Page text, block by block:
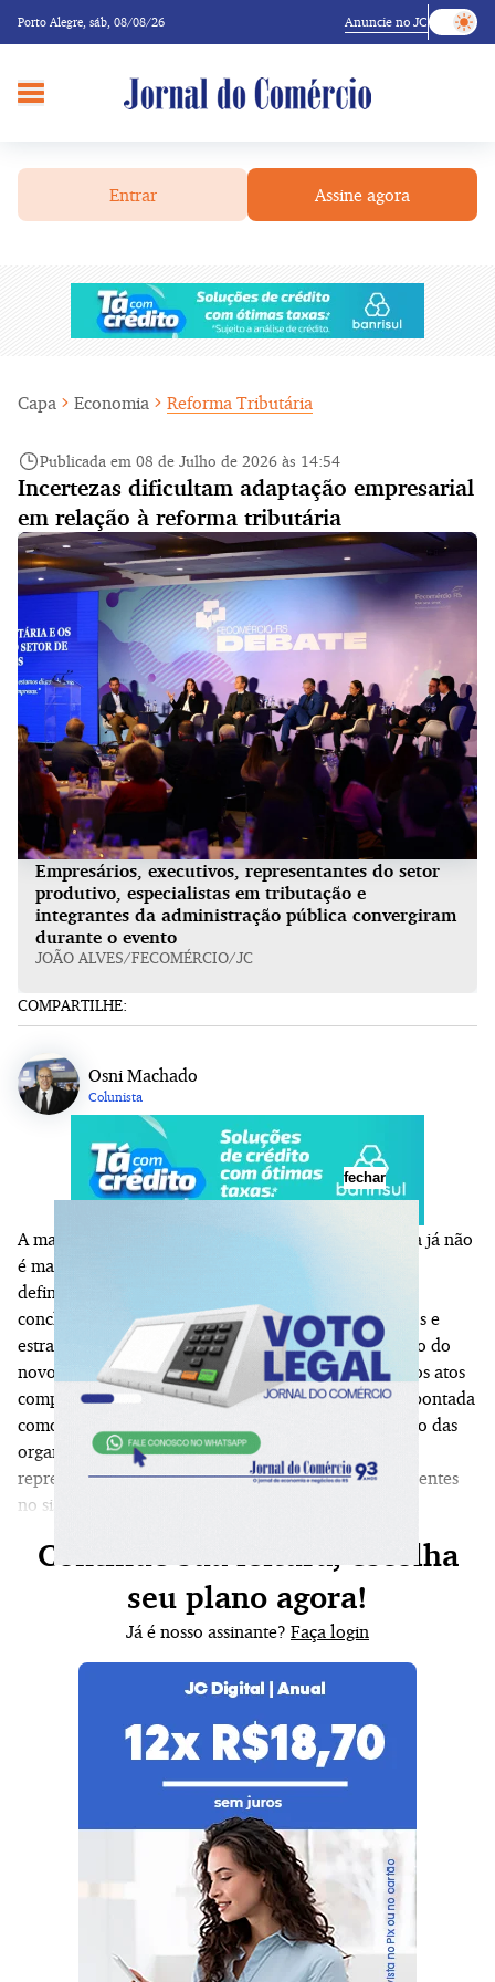
Porto Alegre, sáb, 08/08/26 Anuncie no JC
Entrar Assine agora
Capa Economia Reforma Tributária
Publicada em 08 de Julho de 2026 às 14:54
Incertezas dificultam adaptação empresarial
em relação à reforma tributária
Empresários, executivos, representantes do setor
produtivo, especialistas em tributação e
integrantes da administração pública convergiram
durante o evento
JOÃO ALVES/FECOMÉRCIO/JC
COMPARTILHE:
Osni Machado
Colunista
A maior preocupação em relação à reforma tributária já não
é mais a aprovação das novas regras, mas a falta de
definições operacionais para que empresas consigam
concluir a adaptação de sistemas, processos, contratos e
estratégias de negócios antes do início da implantação do
novo modelo. A ausência das alíquotas definitivas, dos atos
complementares e de parte da regulamentação foi apontada
como um dos principais entraves para o planejamento das
organizações, apesar do consenso de que a reforma
representa uma transformação estrutural sem precedentes
no sistema tributário brasileiro.
Continue sua leitura, escolha
seu plano agora!
Já é nosso assinante? Faça login
fechar